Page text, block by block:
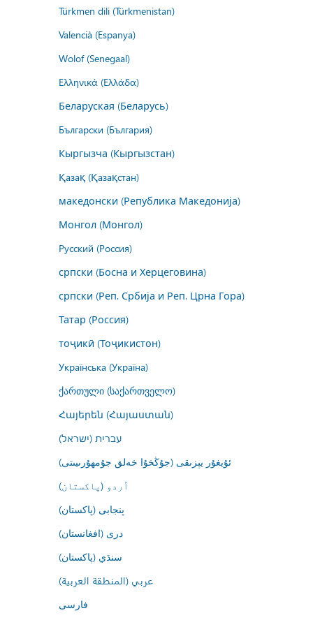
Türkmen dili (Türkmenistan)
Valencià (Espanya)
Wolof (Senegaal)
Ελληνικά (Ελλάδα)
Беларуская (Беларусь)
Български (България)
Кыргызча (Кыргызстан)
Қазақ (Қазақстан)
македонски (Република Македонија)
Монгол (Монгол)
Русский (Россия)
српски (Босна и Херцеговина)
српски (Реп. Србија и Реп. Црна Гора)
Татар (Россия)
тоҷикӣ (Тоҷикистон)
Українська (Україна)
ქართული (საქართველო)
Հայերեն (Հայաստան)
עברית (ישראל)
ئۇيغۇر يېزىقى (جۇڭخۇا خەلق جۇمھۇرىيىتى)
اُردو (پاکستان)
پنجابی (پاکستان)
درى (افغانستان)
سنڌي (پاکستان)
عربي (المنطقة العربية)
فارسى